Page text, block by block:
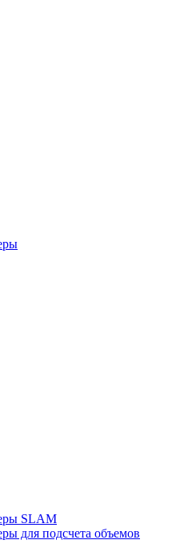
SLAM
для подсчета объемов